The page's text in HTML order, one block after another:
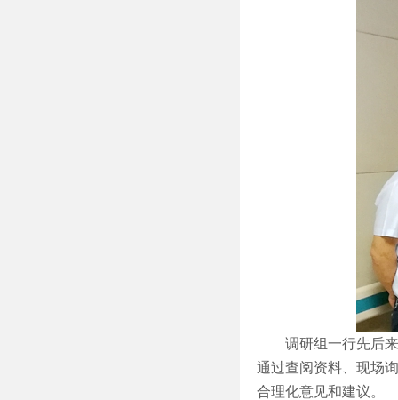
调研组一行先后
通过查阅资料、现场
合理化意见和建议。